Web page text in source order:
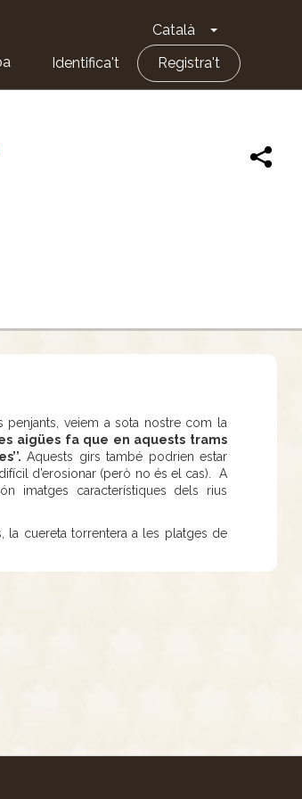
Català Toggle
Identifica't Registra't
penjants, veiem a sota nostre com la
aigües fa que en aquests trams
Aquests girs també podrien estar
d’erosionar (però no és el cas). A
imatges característiques dels rius
la cuereta torrentera a les platges de